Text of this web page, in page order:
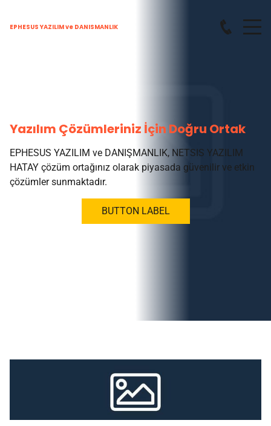
EPHESUS YAZILIM ve DANISMANLIK
Yazılım Çözümleriniz İçin Doğru Ortak
EPHESUS YAZILIM ve DANIŞMANLIK, NETSIS YAZILIM
HATAY çözüm ortağınız olarak piyasada güvenilir ve etkin
çözümler sunmaktadır.
BUTTON LABEL